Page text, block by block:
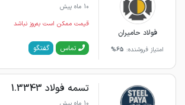
فولاد حامیران
امتیاز فروشنده: 65%
10 ماه پیش
قیمت ممکن است به‌روز نباشد
تماس گفتگو
تسمه فولاد 1.3343